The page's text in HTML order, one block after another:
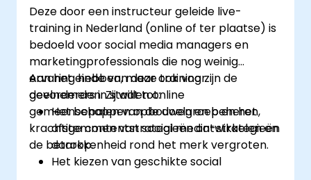
optimaliseren door middel van analyses
en A/B-testen.
Budgetten efficiënt toe te wijzen om de
return on investment maximaal te
benutten.
Deze door een instructeur geleide live-
training in Nederland (online of ter plaatse) is
bedoeld voor social media managers en
marketingprofessionals die nog weinig
ervaring hebben, maar ook voor
gevorderden. Zij willen online
gemeenschappen opbouwen en beheren,
krachtige contentstrategieën ontwikkelen en
de betrokkenheid rond het merk vergroten.
Aan het einde van deze training zijn de
deelnemers in staat tot:
Het bepalen van de doelgroep en het
afstemmen van social media-strategieën
daarop.
Het kiezen van geschikte social